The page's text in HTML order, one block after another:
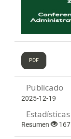
PDF
Publicado
2025-12-19
Estadísticas
Resumen 167